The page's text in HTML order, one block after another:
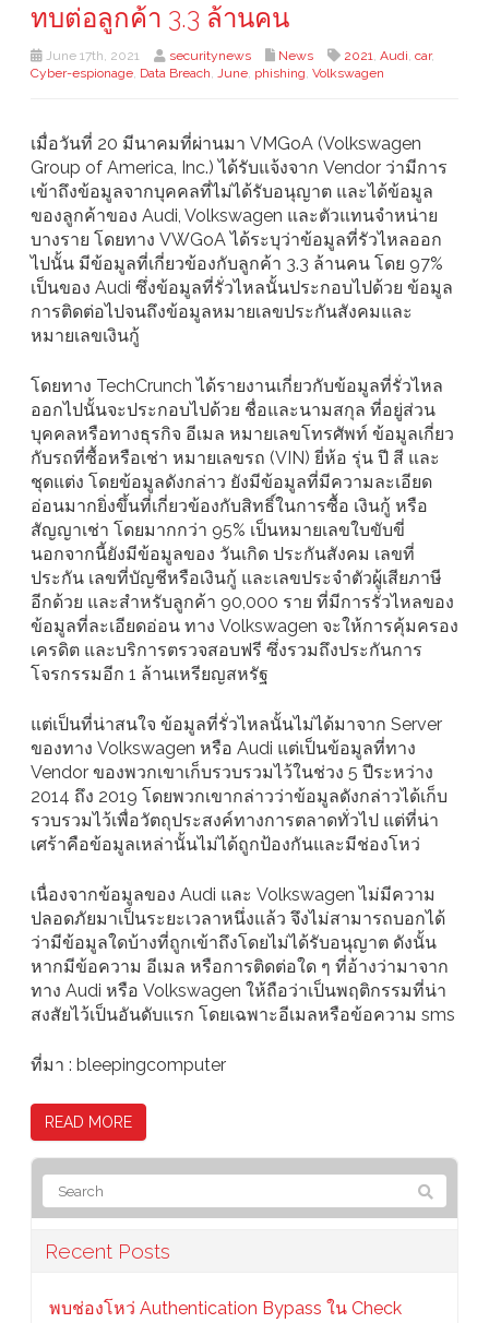
ทบต่อลูกค้า 3.3 ล้านคน
June 17th, 2021 securitynews News 2021, Audi, car,
Cyber-espionage, Data Breach, June, phishing, Volkswagen
เมื่อวันที่ 20 มีนาคมที่ผ่านมา VMGoA (Volkswagen
Group of America, Inc.) ได้รับแจ้งจาก Vendor ว่ามีการ
เข้าถึงข้อมูลจากบุคคลที่ไม่ได้รับอนุญาต และได้ข้อมูล
ของลูกค้าของ Audi, Volkswagen และตัวแทนจำหน่าย
บางราย โดยทาง VWGoA ได้ระบุว่าข้อมูลที่รัวไหลออก
ไปนั้น มีข้อมูลที่เกี่ยวข้องกับลูกค้า 3.3 ล้านคน โดย 97%
เป็นของ Audi ซึ่งข้อมูลที่รั่วไหลนั้นประกอบไปด้วย ข้อมูล
การติดต่อไปจนถึงข้อมูลหมายเลขประกันสังคมและ
หมายเลขเงินกู้
โดยทาง TechCrunch ได้รายงานเกี่ยวกับข้อมูลที่รั่วไหล
ออกไปนั้นจะประกอบไปด้วย ชื่อและนามสกุล ที่อยู่ส่วน
บุคคลหรือทางธุรกิจ อีเมล หมายเลขโทรศัพท์ ข้อมูลเกี่ยว
กับรถที่ซื้อหรือเช่า หมายเลขรถ (VIN) ยี่ห้อ รุ่น ปี สี และ
ชุดแต่ง โดยข้อมูลดังกล่าว ยังมีข้อมูลที่มีความละเอียด
อ่อนมากยิ่งขึ้นที่เกี่ยวข้องกับสิทธิ์ในการซื้อ เงินกู้ หรือ
สัญญาเช่า โดยมากกว่า 95% เป็นหมายเลขใบขับขี่
นอกจากนี้ยังมีข้อมูลของ วันเกิด ประกันสังคม เลขที่
ประกัน เลขที่บัญชีหรือเงินกู้ และเลขประจำตัวผู้เสียภาษี
อีกด้วย และสำหรับลูกค้า 90,000 ราย ที่มีการรั่วไหลของ
ข้อมูลที่ละเอียดอ่อน ทาง Volkswagen จะให้การคุ้มครอง
เครดิต และบริการตรวจสอบฟรี ซึ่งรวมถึงประกันการ
โจรกรรมอีก 1 ล้านเหรียญสหรัฐ
แต่เป็นที่น่าสนใจ ข้อมูลที่รั่วไหลนั้นไม่ได้มาจาก Server
ของทาง Volkswagen หรือ Audi แต่เป็นข้อมูลที่ทาง
Vendor ของพวกเขาเก็บรวบรวมไว้ในช่วง 5 ปีระหว่าง
2014 ถึง 2019 โดยพวกเขากล่าวว่าข้อมูลดังกล่าวได้เก็บ
รวบรวมไว้เพื่อวัตถุประสงค์ทางการตลาดทั่วไป แต่ที่น่า
เศร้าคือข้อมูลเหล่านั้นไม่ได้ถูกป้องกันและมีช่องโหว่
เนื่องจากข้อมูลของ Audi และ Volkswagen ไม่มีความ
ปลอดภัยมาเป็นระยะเวลาหนึ่งแล้ว จึงไม่สามารถบอกได้
ว่ามีข้อมูลใดบ้างที่ถูกเข้าถึงโดยไม่ได้รับอนุญาต ดังนั้น
หากมีข้อความ อีเมล หรือการติดต่อใด ๆ ที่อ้างว่ามาจาก
ทาง Audi หรือ Volkswagen ให้ถือว่าเป็นพฤติกรรมที่น่า
สงสัยไว้เป็นอันดับแรก โดยเฉพาะอีเมลหรือข้อความ sms
ที่มา : bleepingcomputer
READ MORE
Recent Posts
พบช่องโหว่ Authentication Bypass ใน Check